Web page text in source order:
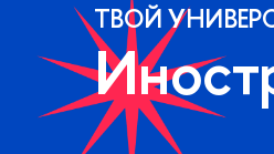
ТВОЙ